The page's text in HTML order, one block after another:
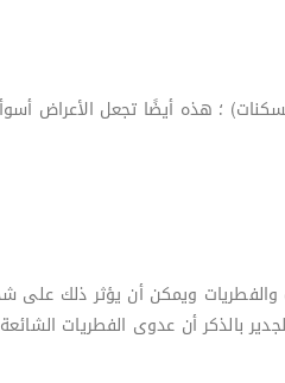
(المسكنات) ؛ هذه أيضًا تجعل الأعراض
والفطريات ويمكن أن يؤثر ذلك على
بالذكر أن عدوى الفطريات